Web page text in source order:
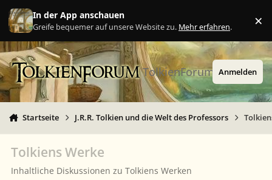
Zu Inhalt springen
In der App anschauen
Greife bequemer auf unsere Website zu. Mehr erfahren. ×
TolkienForum Anmelden
Startseite J.R.R. Tolkien und die Welt des Professors
Tolkiens Werke
Inhaltliche Diskussionen zu Tolkiens Werken